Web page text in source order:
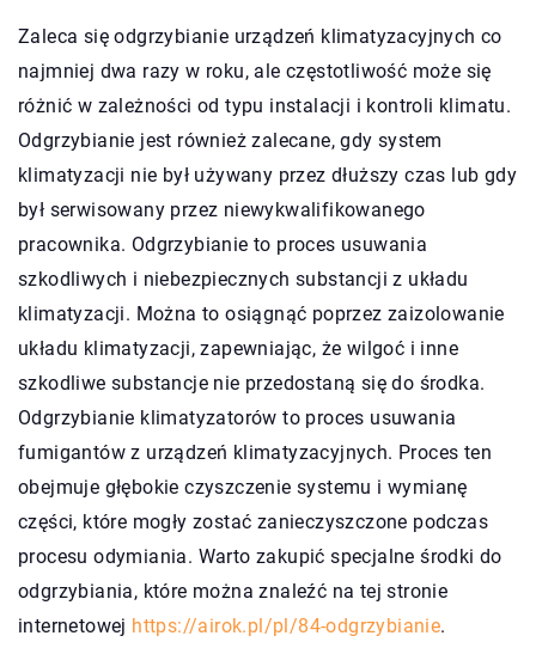
Zaleca się odgrzybianie urządzeń klimatyzacyjnych co
najmniej dwa razy w roku, ale częstotliwość może się
różnić w zależności od typu instalacji i kontroli klimatu.
Odgrzybianie jest również zalecane, gdy system
klimatyzacji nie był używany przez dłuższy czas lub gdy
był serwisowany przez niewykwalifikowanego
pracownika. Odgrzybianie to proces usuwania
szkodliwych i niebezpiecznych substancji z układu
klimatyzacji. Można to osiągnąć poprzez zaizolowanie
układu klimatyzacji, zapewniając, że wilgoć i inne
szkodliwe substancje nie przedostaną się do środka.
Odgrzybianie klimatyzatorów to proces usuwania
fumigantów z urządzeń klimatyzacyjnych. Proces ten
obejmuje głębokie czyszczenie systemu i wymianę
części, które mogły zostać zanieczyszczone podczas
procesu odymiania. Warto zakupić specjalne środki do
odgrzybiania, które można znaleźć na tej stronie
internetowej https://airok.pl/pl/84-odgrzybianie.